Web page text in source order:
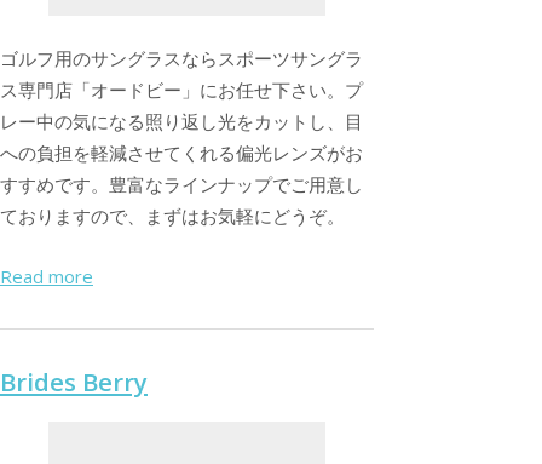
ゴルフ用のサングラスならスポーツサングラ
ス専門店「オードビー」にお任せ下さい。プ
レー中の気になる照り返し光をカットし、目
への負担を軽減させてくれる偏光レンズがお
すすめです。豊富なラインナップでご用意し
ておりますので、まずはお気軽にどうぞ。
Read more
Brides Berry